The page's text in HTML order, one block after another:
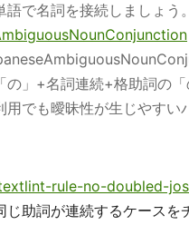
語で名詞を接続しましょう
の」+名詞連続+格助詞の
用でも曖昧性が生じやすい
rule-no-doubled-
じ助詞が連続するケースを